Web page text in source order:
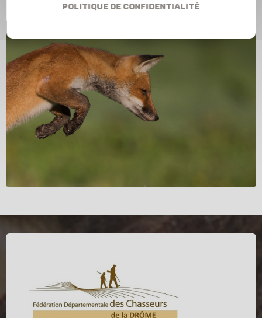
Politique de confidentialité